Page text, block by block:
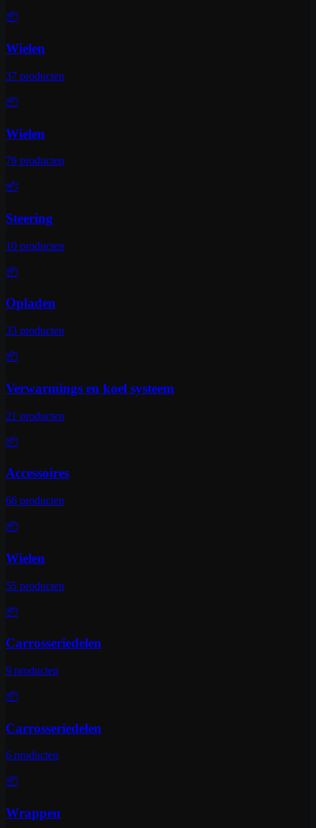
📦
Wielen
37 producten
📦
Wielen
79 producten
📦
Steering
10 producten
📦
Opladen
33 producten
📦
Verwarmings en koel systeem
21 producten
📦
Accessoires
66 producten
📦
Wielen
55 producten
📦
Carrosseriedelen
9 producten
📦
Carrosseriedelen
6 producten
📦
Wrappen